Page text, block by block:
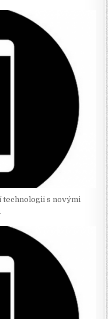
technologii s novými